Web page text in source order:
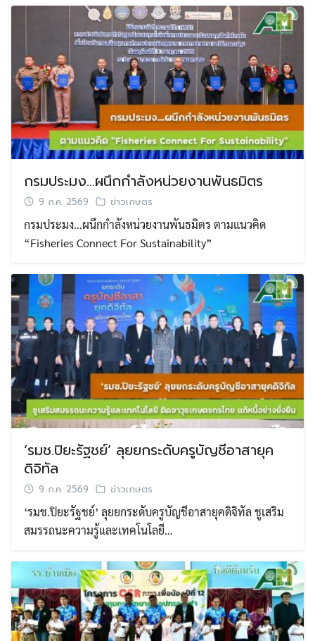
Search
for:
Search
กรมประมง…ผนึกกำลังหน่วยงานพันธมิตร
9 ก.ค. 2569 ข่าวเกษตร
กรมประมง…ผนึกกำลังหน่วยงานพันธมิตร ตามแนวคิด
“Fisheries Connect For Sustainability”
‘รมช.ปิยะรัฐชย์’ ลุยยกระดับครูบัญชีอาสายุค
ดิจิทัล
9 ก.ค. 2569 ข่าวเกษตร
‘รมช.ปิยะรัฐชย์’ ลุยยกระดับครูบัญชีอาสายุคดิจิทัล ชูเสริม
สมรรถนะความรู้และเทคโนโลยี…